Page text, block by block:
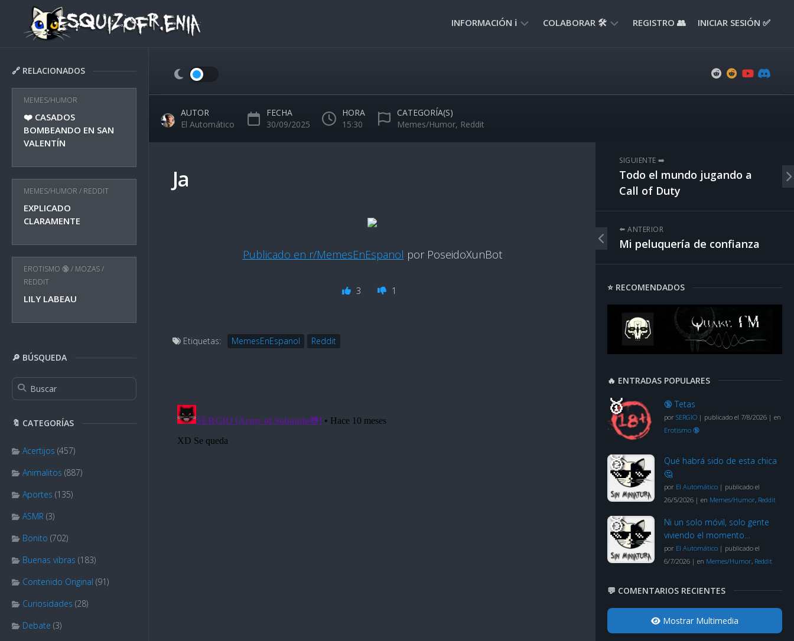
content
INFORMACIÓN ℹ️
NORMAS
USO
🚸
COLABORAR 🛠️ REGISTRO 👥 INICIAR SESIÓN ✅
🔗 RELACIONADOS
MEMES/HUMOR
❤️ CASADOS
BOMBEANDO EN SAN
VALENTÍN
MEMES/HUMOR / REDDIT
EXPLICADO
CLARAMENTE
EROTISMO 🔞/ MOZAS/
REDDIT
LILY LABEAU
🔎 BÚSQUEDA
🔖 CATEGORÍAS
Acertijos (457)
Animalitos (887)
Aportes (135)
ASMR (3)
Bonito (702)
Buenas vibras (183)
Contenido Original (91)
Curiosidades (28)
Debate (3)
AUTOR
El Automático
FECHA
30/09/2025
HORA
15:30
CATEGORÍA(S)
Memes/Humor, Reddit
Ja
Publicado en r/MemesEnEspanol por PoseidoXunBot
3 1
Etiquetas: MemesEnEspanol Reddit
SIGUIENTE ➡️
Todo el mundo jugando a
Call of Duty
⬅️ ANTERIOR
Mi peluquería de confianza
⭐ RECOMENDADOS
🔥 ENTRADAS POPULARES
🔞 Tetas
por SERGIO | publicado el 7/8/2026 | en
Erotismo 🔞
Qué habrá sido de esta chica
🤔
por El Automático | publicado el
26/5/2026 | en Memes/Humor, Reddit
Ni un solo móvil, solo gente
viviendo el momento…
por El Automático | publicado el
6/7/2026 | en Memes/Humor, Reddit
💬 COMENTARIOS RECIENTES
Mostrar Multimedia